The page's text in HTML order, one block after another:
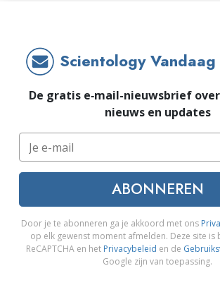
Scientology
De gratis e‑mail-nieuwsbrief
nieuws en updates
ABONNEREN
Door je te abonneren ga je akkoord met ons
op elk gewenst moment afmelden. Deze site
ReCAPTCHA en het Privacybeleid en de
Google zijn van toepassing.